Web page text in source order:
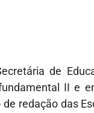
de
II e
redação das